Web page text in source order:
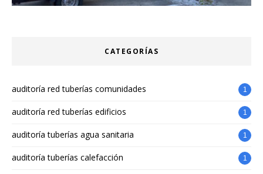
CATEGORÍAS
auditoría red tuberías comunidades 1
auditoría red tuberías edificios 1
auditoría tuberías agua sanitaria 1
auditoría tuberías calefacción 1